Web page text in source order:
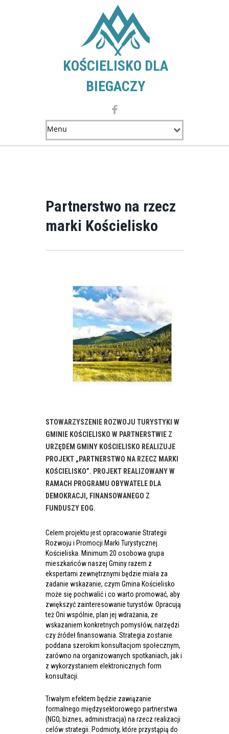
KOŚCIELISKO DLA
BIEGACZY
Partnerstwo na rzecz
marki Kościelisko
STOWARZYSZENIE ROZWOJU TURYSTYKI W
GMINIE KOŚCIELISKO W PARTNERSTWIE Z
URZĘDEM GMINY KOŚCIELISKO REALIZUJE
PROJEKT „PARTNERSTWO NA RZECZ MARKI
KOŚCIELISKO”. PROJEKT REALIZOWANY W
RAMACH PROGRAMU OBYWATELE DLA
DEMOKRACJI, FINANSOWANEGO Z
FUNDUSZY EOG.
Celem projektu jest opracowanie Strategii
Rozwoju i Promocji Marki Turystycznej
Kościeliska. Minimum 20 osobowa grupa
mieszkańców naszej Gminy razem z
ekspertami zewnętrznymi będzie miała za
zadanie wskazanie, czym Gmina Kościelisko
może się pochwalić i co warto promować, aby
zwiększyć zainteresowanie turystów. Opracują
też Oni wspólnie, plan jej wdrażania, ze
wskazaniem konkretnych pomysłów, narzędzi
czy źródeł finansowania. Strategia zostanie
poddana szerokim konsultacjom społecznym,
zarówno na organizowanych spotkaniach, jak i
z wykorzystaniem elektronicznych form
konsultacji.
Trwałym efektem będzie zawiązanie
formalnego międzysektorowego partnerstwa
(NGO, biznes, administracja) na rzecz realizacji
celów strategii. Podmioty, które przystąpią do